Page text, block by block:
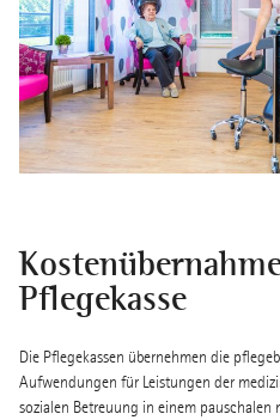
Pflegekasse
Die Pflegekassen übernehmen die
Aufwendungen für Leistungen der
sozialen Betreuung in einem pauschalen